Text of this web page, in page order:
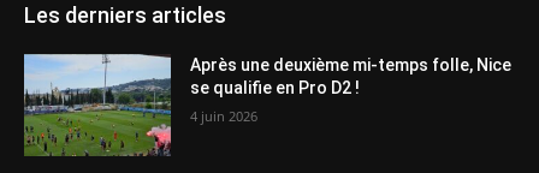
Les derniers articles
Après une deuxième mi-temps folle, Nice
se qualifie en Pro D2 !
4 juin 2026